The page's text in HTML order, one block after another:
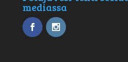
mediassa